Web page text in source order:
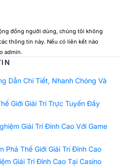
đồng người dùng, chúng tôi không
thông tin này. Nếu có liên kết nào
admin.
Dẫn Chi Tiết, Nhanh Chóng Và
Giới Giải Trí Trực Tuyến Đầy
Giải Trí Đỉnh Cao Với Game
Phá Thế Giới Giải Trí Đỉnh Cao
Giải Trí Đỉnh Cao Tại Casino